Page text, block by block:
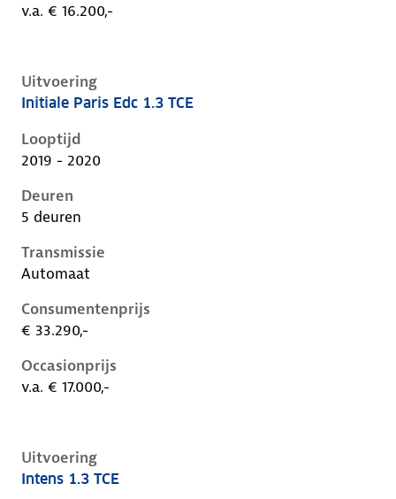
v.a. € 16.200,-
Uitvoering
Renault Captur ii, 1.3 tce, 96 kW, Benzine, 5 deuren
Initiale Paris Edc 1.3 TCE
Looptijd
2019 - 2020
Deuren
5 deuren
Transmissie
Automaat
Consumentenprijs
€ 33.290,-
Occasionprijs
v.a. € 17.000,-
Uitvoering
Renault Captur ii, 1.3 tce, 96 kW, Benzine, 5 deuren
Intens 1.3 TCE